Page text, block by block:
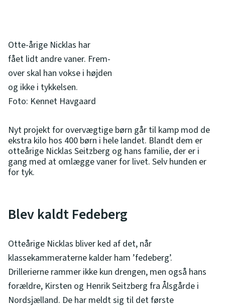
Otte-årige Nicklas har
fået lidt andre vaner. Frem-
over skal han vokse i højden
og ikke i tykkelsen.
Foto: Kennet Havgaard
Nyt projekt for overvægtige børn går til kamp mod de
ekstra kilo hos 400 børn i hele landet. Blandt dem er
otteårige Nicklas Seitzberg og hans familie, der er i
gang med at omlægge vaner for livet. Selv hunden er
for tyk.
Blev kaldt Fedeberg
Otteårige Nicklas bliver ked af det, når
klassekammeraterne kalder ham ’fedeberg’.
Drillerierne rammer ikke kun drengen, men også hans
forældre, Kirsten og Henrik Seitzberg fra Ålsgårde i
Nordsjælland. De har meldt sig til det første